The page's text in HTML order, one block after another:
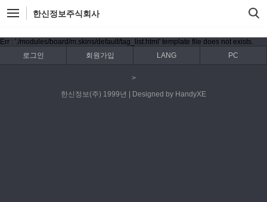
한신정보주식회사
Err : './modules/board/m.skins/default/tag_list.html' template file does not exists.
로그인
회원가입 LANG PC
>
한신정보(주) 1999년 | Designed by HandyXE